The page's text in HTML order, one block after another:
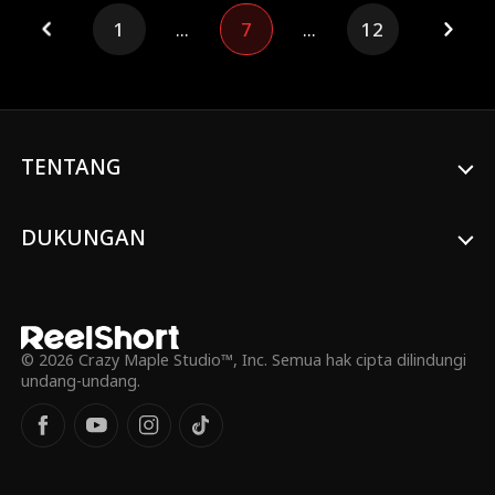
terlahir kembali, Simon bersumpah tidak
akan menikah lagi. Dia ingin bekerja keras
dan membesarkan putrinya.
1 ... 7 ... 12
TENTANG
DUKUNGAN
© 2026 Crazy Maple Studio™, Inc. Semua hak cipta dilindungi
undang-undang.